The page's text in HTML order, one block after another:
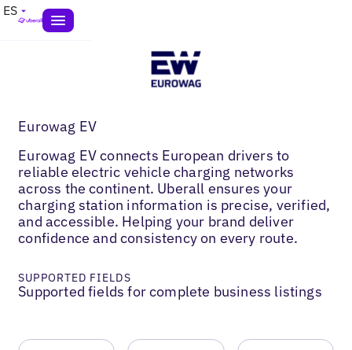
ES
Eurowag EV
Eurowag EV connects European drivers to
reliable electric vehicle charging networks
across the continent. Uberall ensures your
charging station information is precise, verified,
and accessible. Helping your brand deliver
confidence and consistency on every route.
SUPPORTED FIELDS
Supported fields for complete business listings